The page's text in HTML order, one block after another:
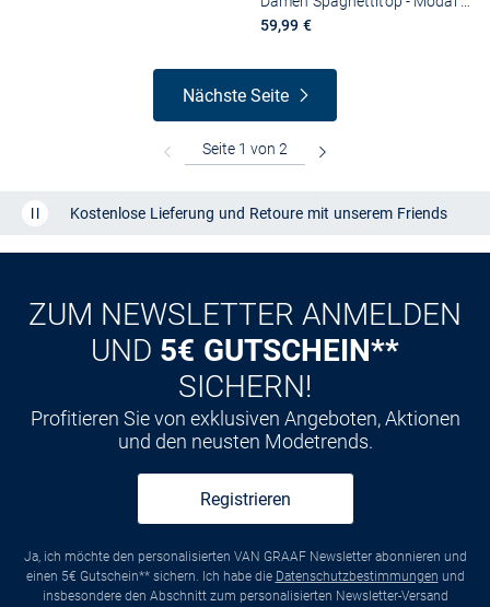
59,99 €
Nächste Seite
Kostenlose Lieferung und Retoure mit unserem Friends
ZUM NEWSLETTER ANMELDEN
UND 5€ GUTSCHEIN**
SICHERN!
Profitieren Sie von exklusiven Angeboten, Aktionen
und den neusten Modetrends.
Registrieren
Ja, ich möchte den personalisierten VAN GRAAF Newsletter abonnieren und
einen 5€ Gutschein** sichern. Ich habe die Datenschutzbestimmungen und
insbesondere den Abschnitt zum personalisierten Newsletter-Versand